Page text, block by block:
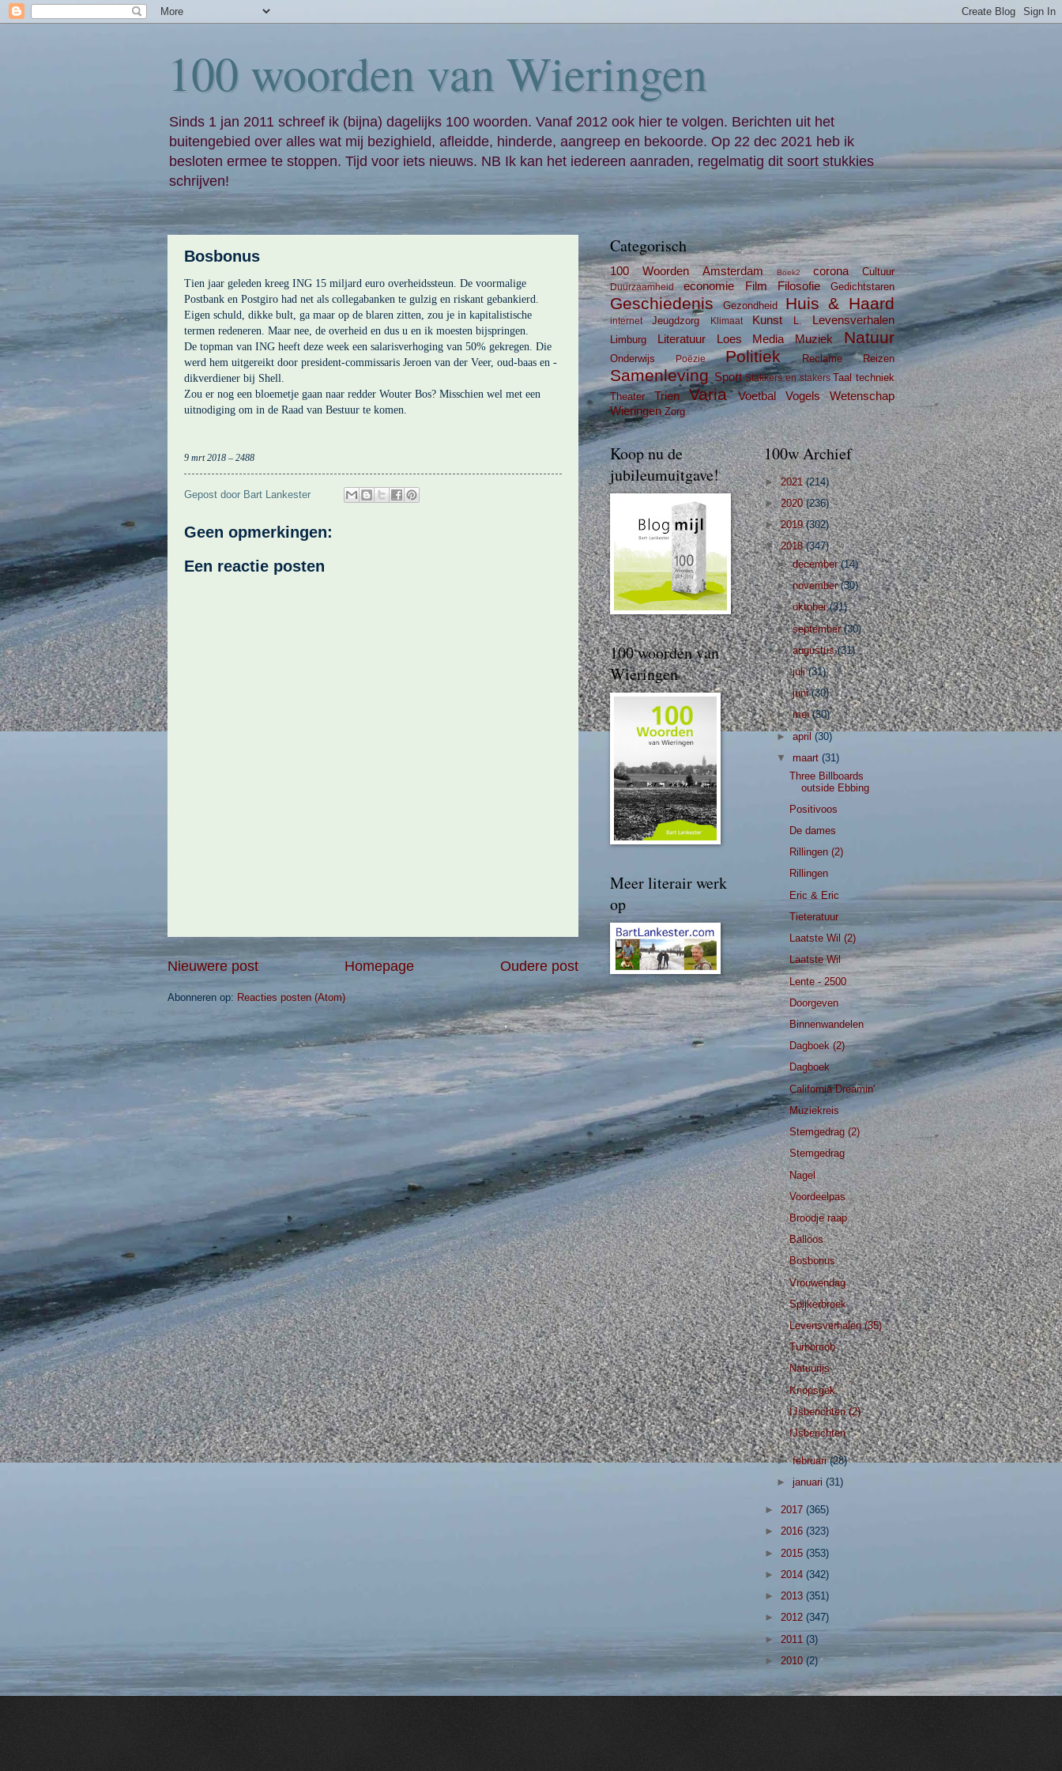
100 woorden van Wieringen
Sinds 1 jan 2011 schreef ik (bijna) dagelijks 100 woorden. Vanaf 2012 ook hier te volgen. Berichten uit het
buitengebied over alles wat mij bezighield, afleidde, hinderde, aangreep en bekoorde. Op 22 dec 2021 heb ik
besloten ermee te stoppen. Tijd voor iets nieuws. NB Ik kan het iedereen aanraden, regelmatig dit soort stukkies
schrijven!
Bosbonus
Tien jaar geleden kreeg ING 15 miljard euro overheidssteun. De voormalige
Postbank en Postgiro had net als collegabanken te gulzig en riskant gebankierd.
Eigen schuld, dikke bult, ga maar op de blaren zitten, zou je in kapitalistische
termen redeneren. Maar nee, de overheid en dus u en ik moesten bijspringen.
De topman van ING heeft deze week een salarisverhoging van 50% gekregen. Die
werd hem uitgereikt door president-commissaris Jeroen van der Veer, oud-baas en -
dikverdiener bij Shell.
Zou er nog een bloemetje gaan naar redder Wouter Bos? Misschien wel met een
uitnodiging om in de Raad van Bestuur te komen.
9 mrt 2018 – 2488
Gepost door Bart Lankester
Geen opmerkingen:
Een reactie posten
Nieuwere post Oudere post
Homepage
Abonneren op: Reacties posten (Atom)
Categorisch
100 Woorden Amsterdam Boek2 corona Cultuur
Duurzaamheid economie Film Filosofie Gedichtstaren
Geschiedenis Gezondheid Huis & Haard
internet Jeugdzorg Klimaat Kunst L. Levensverhalen
Limburg Literatuur Loes Media Muziek Natuur
Onderwijs Poëzie Politiek Reclame Reizen
Samenleving Sport Stakkers en stakers Taal techniek
Theater
Trien Varia Voetbal Vogels
Wetenschap
Wieringen Zorg
Koop nu de
jubileumuitgave!
100 woorden van
Wieringen
Meer literair werk
op
100w Archief
►2021(214)
►2020(236)
►2019(302)
▼2018(347)
►december(14)
►november(30)
►oktober(31)
►september(30)
►augustus(31)
►juli(31)
►juni(30)
►mei(30)
►april(30)
▼ maart(31)
Three Billboards
outside Ebbing
Positivoos
De dames
Rillingen (2)
Rillingen
Eric & Eric
Tieteratuur
Laatste Wil (2)
Laatste Wil
Lente - 2500
Doorgeven
Binnenwandelen
Dagboek (2)
Dagboek
California Dreamin'
Muziekreis
Stemgedrag (2)
Stemgedrag
Nagel
Voordeelpas
Broodje raap
Balloos
Bosbonus
Vrouwendag
Spijkerbroek
Levensverhalen (35)
Turbomob
Natuurijs
Knopsgek
IJsberichten (2)
IJsberichten
►februari(28)
►januari(31)
► 2017 (365)
► 2016 (323)
► 2015 (353)
► 2014 (342)
► 2013 (351)
► 2012 (347)
► 2011 (3)
► 2010(2)